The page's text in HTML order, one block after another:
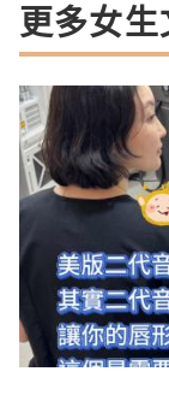
更多女